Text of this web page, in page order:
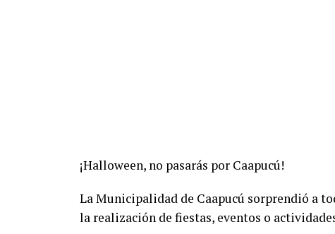
¡Halloween, no pasarás por Caapucú!
La Municipalidad de Caapucú sorprendió a
la realización de fiestas, eventos o